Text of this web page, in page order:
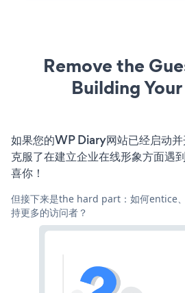
Remove the
Building
如果您的WP Diary网站已经启动
克服了在建立企业在线形象方面遇
喜你！
但接下来是the hard part：如何entice
持更多的访问者？